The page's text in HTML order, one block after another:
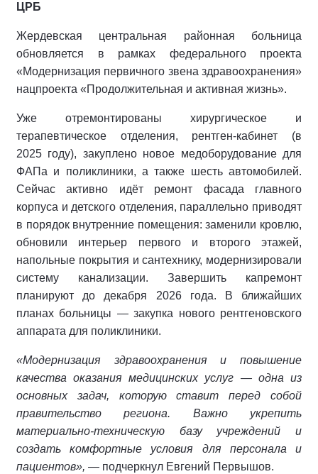
ЦРБ
Жердевская центральная районная больница
обновляется в рамках федерального проекта
«Модернизация первичного звена здравоохранения»
нацпроекта «Продолжительная и активная жизнь».
Уже отремонтированы хирургическое и
терапевтическое отделения, рентген‑кабинет (в
2025 году), закуплено новое медоборудование для
ФАПа и поликлиники, а также шесть автомобилей.
Сейчас активно идёт ремонт фасада главного
корпуса и детского отделения, параллельно приводят
в порядок внутренние помещения: заменили кровлю,
обновили интерьер первого и второго этажей,
напольные покрытия и сантехнику, модернизировали
систему канализации. Завершить капремонт
планируют до декабря 2026 года. В ближайших
планах больницы — закупка нового рентгеновского
аппарата для поликлиники.
«Модернизация здравоохранения и повышение
качества оказания медицинских услуг — одна из
основных задач, которую ставит перед собой
правительство региона. Важно укрепить
материально‑техническую базу учреждений и
создать комфортные условия для персонала и
пациентов», — подчеркнул Евгений Первышов.